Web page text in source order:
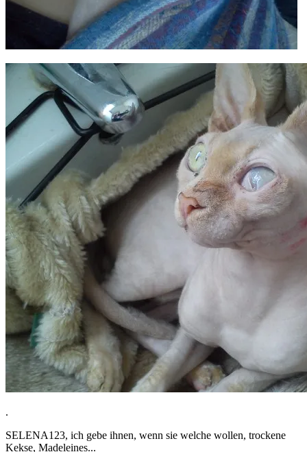
.
SELENA123, ich gebe ihnen, wenn sie welche wollen, trockene
Kekse, Madeleines...